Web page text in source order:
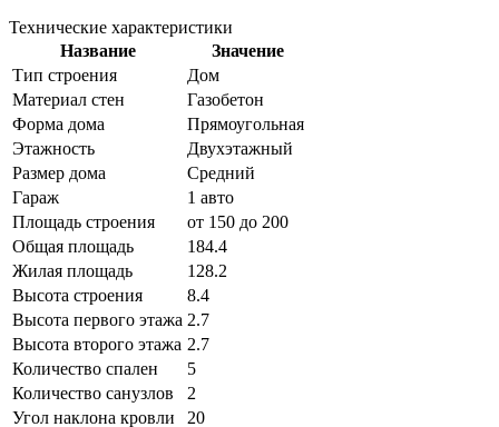
Технические характеристики
Название
Значение
Тип строения
Дом
Материал стен
Газобетон
Форма дома
Прямоугольная
Этажность
Двухэтажный
Размер дома
Средний
Гараж
1 авто
Площадь строения
от 150 до 200
Общая площадь
184.4
Жилая площадь
128.2
Высота строения
8.4
Высота первого этажа 2.7
Высота второго этажа 2.7
Количество спален
5
Количество санузлов
2
Угол наклона кровли
20